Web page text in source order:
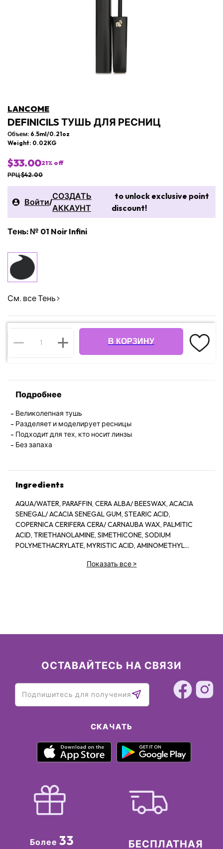
LANCOME
DEFINICILS ТУШЬ ДЛЯ РЕСНИЦ
Объем: 6.5ml/0.21oz
Weight: 0.02KG
$33.0021% off
РРЦ $42.00
Войти/
СОЗДАТЬ
АККАУНТ
to unlock exclusive point
discount!
Тень: № 01 Noir Infini
См. все Тень
В КОРЗИНУ
Подробнее
Великолепная тушь
Разделяет и моделирует ресницы
Подходит для тех, кто носит линзы
Без запаха
Ingredients
AQUA/WATER, PARAFFIN, CERA ALBA/ BEESWAX, ACACIA
SENEGAL/ ACACIA SENEGAL GUM, STEARIC ACID,
COPERNICA CERIFERA CERA/ CARNAUBA WAX, PALMITIC
ACID, TRIETHANOLAMINE, SIMETHICONE, SODIUM
POLYMETHACRYLATE, MYRISTIC ACID, AMINOMETHYL
POLYQUATERNIUM-10, BHT, IMIDAZOLIDINYL UREA,Показать все>
ОСТАВАЙТЕСЬ НА СВЯЗИ
СКАЧАТЬ
Более 33
БЕСПЛАТНАЯ